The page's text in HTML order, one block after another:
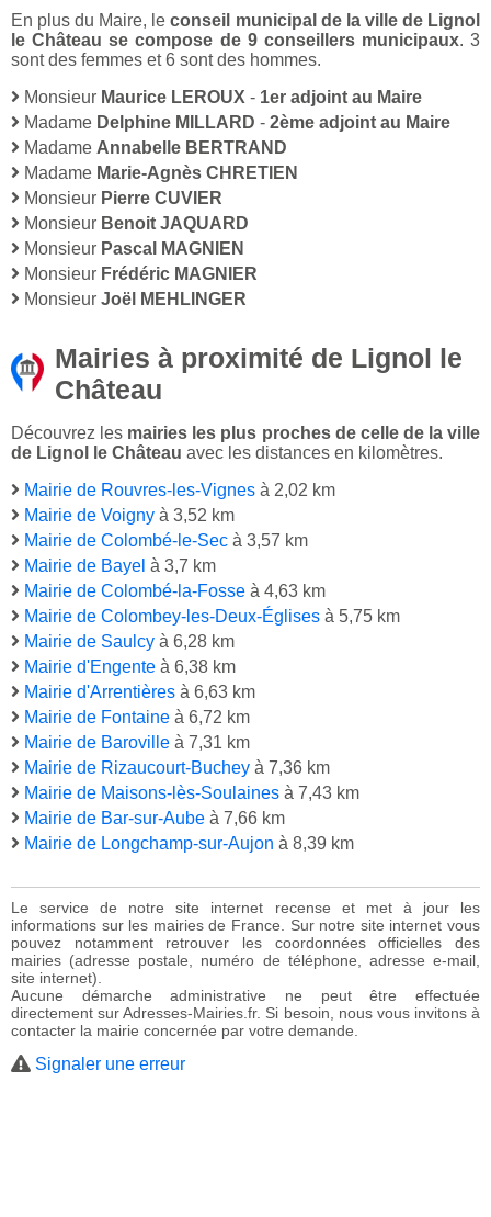
En plus du Maire, leconseil municipal de la ville de Lignol
le Château se compose de 9 conseillers municipaux. 3
sont des femmes et 6 sont des hommes.
Monsieur Maurice LEROUX - 1er adjoint au Maire
Madame Delphine MILLARD - 2ème adjoint au Maire
Madame Annabelle BERTRAND
Madame Marie-Agnès CHRETIEN
Monsieur Pierre CUVIER
Monsieur Benoit JAQUARD
Monsieur Pascal MAGNIEN
Monsieur Frédéric MAGNIER
Monsieur Joël MEHLINGER
Mairies à proximité de Lignol le
Château
Découvrez les mairies les plus proches de celle de la ville
de Lignol le Château avec les distances en kilomètres.
Mairie de Rouvres-les-Vignes à 2,02 km
Mairie de Voigny à 3,52 km
Mairie de Colombé-le-Sec à 3,57 km
Mairie de Bayel à 3,7 km
Mairie de Colombé-la-Fosse à 4,63 km
Mairie de Colombey-les-Deux-Églises à 5,75 km
Mairie de Saulcy à 6,28 km
Mairie d'Engente à 6,38 km
Mairie d'Arrentières à 6,63 km
Mairie de Fontaine à 6,72 km
Mairie de Baroville à 7,31 km
Mairie de Rizaucourt-Buchey à 7,36 km
Mairie de Maisons-lès-Soulaines à 7,43 km
Mairie de Bar-sur-Aube à 7,66 km
Mairie de Longchamp-sur-Aujon à 8,39 km
Le service de notre site internet recense et met à jour les
informations sur les mairies de France. Sur notre site internet vous
pouvez notamment retrouver les coordonnées officielles des
mairies (adresse postale, numéro de téléphone, adresse e-mail,
site internet).
Aucune démarche administrative ne peut être effectuée
directement sur Adresses-Mairies.fr. Si besoin, nous vous invitons à
contacter la mairie concernée par votre demande.
Signaler une erreur